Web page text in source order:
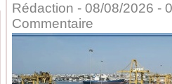
Rédaction - 08/08/2026 - 0
Commentaire